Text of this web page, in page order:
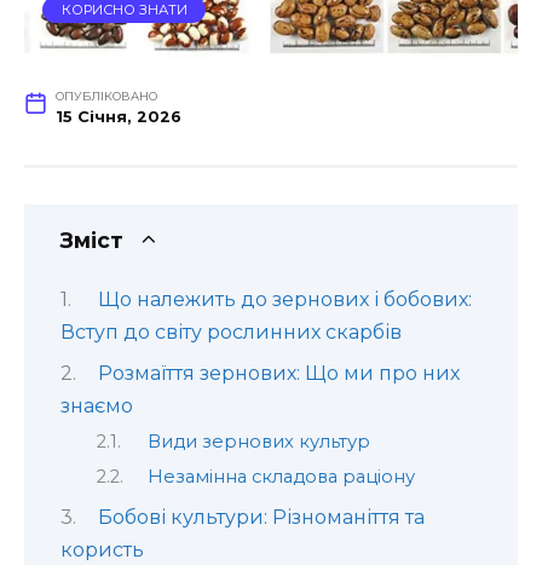
КОРИСНО ЗНАТИ
ОПУБЛІКОВАНО
15 Січня, 2026
Зміст
Що належить до зернових і бобових:
Вступ до світу рослинних скарбів
Розмаїття зернових: Що ми про них
знаємо
Види зернових культур
Незамінна складова раціону
Бобові культури: Різноманіття та
користь